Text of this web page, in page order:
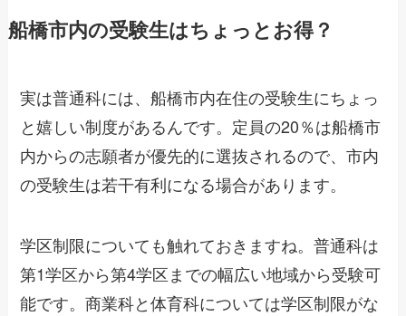
船橋市内の受験生はちょっとお得？
実は普通科には、船橋市内在住の受験生にちょっ
と嬉しい制度があるんです。定員の20％は船橋市
内からの志願者が優先的に選抜されるので、市内
の受験生は若干有利になる場合があります。
学区制限についても触れておきますね。普通科は
第1学区から第4学区までの幅広い地域から受験可
能です。商業科と体育科については学区制限がな